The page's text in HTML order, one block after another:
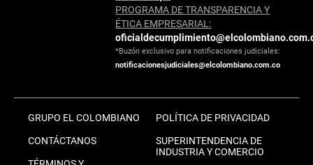
PROGRAMA DE TRANSPARENCIA Y
ÉTICA EMPRESARIAL:
*Buzón exclusivo para notificaciones judiciales:
notificacionesjudiciales@elcolombiano.com.co
GRUPO EL COLOMBIANO
CONTÁCTANOS
POLÍTICA DE PRIVACIDAD
SUPERINTENDENCIA DE
INDUSTRIA Y COMERCIO